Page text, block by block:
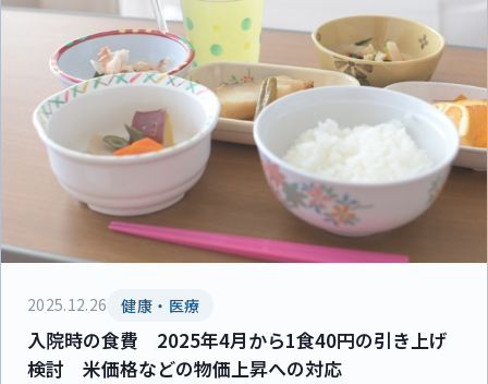
2025.12.26 健康・医療
入院時の食費 2025年4月から1食40円の引き上げ
検討 米価格などの物価上昇への対応